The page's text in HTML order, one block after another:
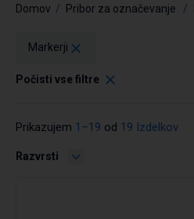
Domov Pribor za označevanje
Markerji
Počisti vse filtre
Prikazujem 1–19 od 19 Izdelkov
Razvrsti